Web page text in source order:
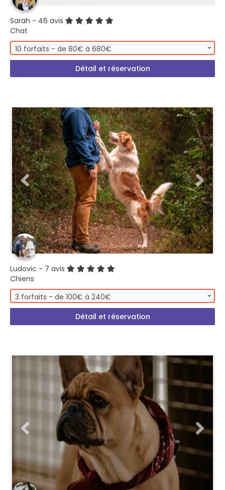
Sarah - 46 avis
Chat
10 forfaits - de 80€ à 680€
Détail et réservation
Ludovic - 7 avis
Chiens
3 forfaits - de 100€ à 240€
Détail et réservation